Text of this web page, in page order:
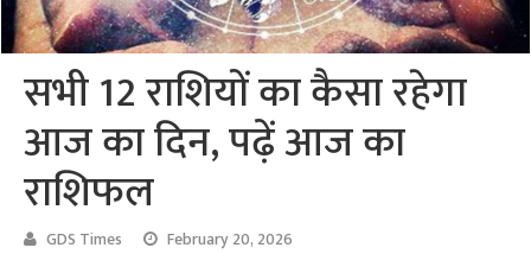
सभी 12 राशियों का कैसा रहेगा
आज का दिन, पढ़ें आज का
राशिफल
GDS Times February 20, 2026